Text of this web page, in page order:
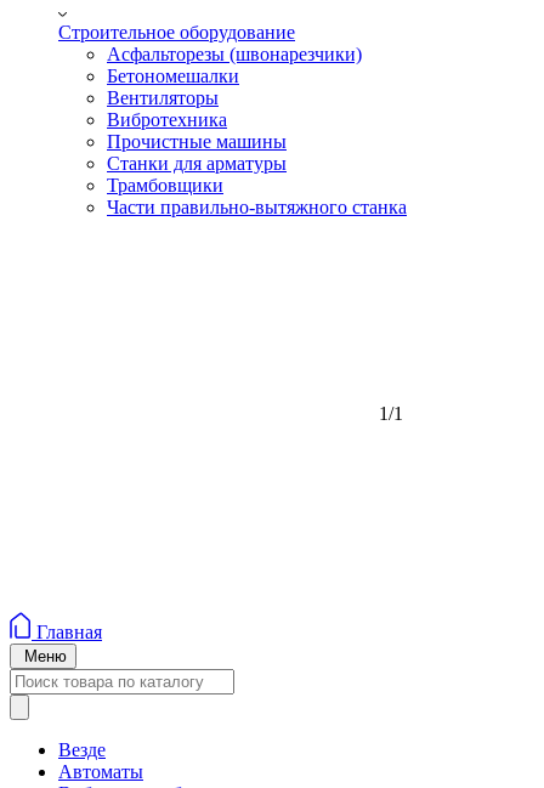
Строительное оборудование
Асфальторезы (швонарезчики)
Бетономешалки
Вентиляторы
Вибротехника
Прочистные машины
Станки для арматуры
Трамбовщики
Части правильно-вытяжного станка
1/1
Главная
Меню
Везде
Автоматы